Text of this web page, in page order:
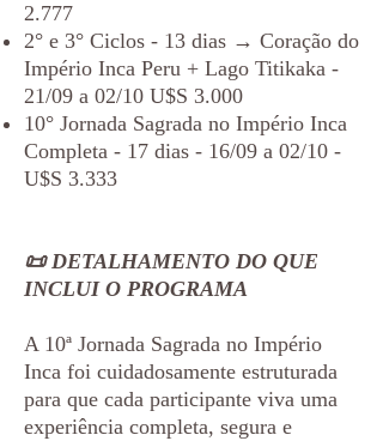
2.777
2° e 3° Ciclos - 13 dias → Coração do
Império Inca Peru + Lago Titikaka -
21/09 a 02/10 U$S 3.000
10° Jornada Sagrada no Império Inca
Completa - 17 dias - 16/09 a 02/10 -
U$S 3.333
📜 DETALHAMENTO DO QUE
INCLUI O PROGRAMA
A 10ª Jornada Sagrada no Império
Inca foi cuidadosamente estruturada
para que cada participante viva uma
experiência completa, segura e